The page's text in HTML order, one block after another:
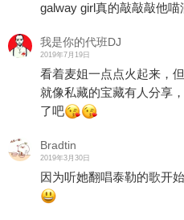
galway girl真的敲敲敲他喵
我是你的代班DJ
2019年7月19日
看着麦姐一点点火起来，
就像私藏的宝藏有人分享
了吧
Bradtin
2019年3月30日
因为听她翻唱泰勒的歌开